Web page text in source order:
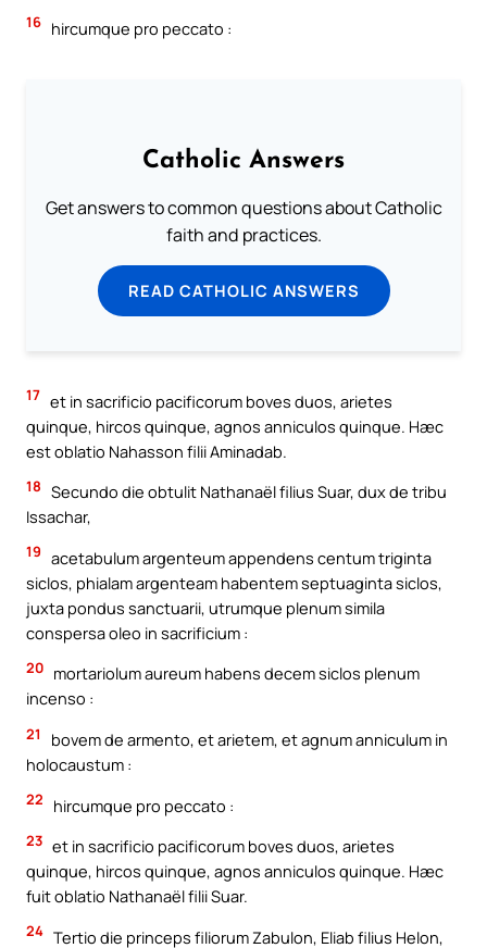
16 hircumque pro peccato :
Catholic Answers
Get answers to common questions about Catholic
faith and practices.
READ CATHOLIC ANSWERS
17 et in sacrificio pacificorum boves duos, arietes
quinque, hircos quinque, agnos anniculos quinque. Hæc
est oblatio Nahasson filii Aminadab.
18 Secundo die obtulit Nathanaël filius Suar, dux de tribu
Issachar,
19 acetabulum argenteum appendens centum triginta
siclos, phialam argenteam habentem septuaginta siclos,
juxta pondus sanctuarii, utrumque plenum simila
conspersa oleo in sacrificium :
20 mortariolum aureum habens decem siclos plenum
incenso :
21
bovem de armento, et arietem, et agnum anniculum in
holocaustum :
22 hircumque pro peccato :
23 et in sacrificio pacificorum boves duos, arietes
quinque, hircos quinque, agnos anniculos quinque. Hæc
fuit oblatio Nathanaël filii Suar.
24 Tertio die princeps filiorum Zabulon, Eliab filius Helon,